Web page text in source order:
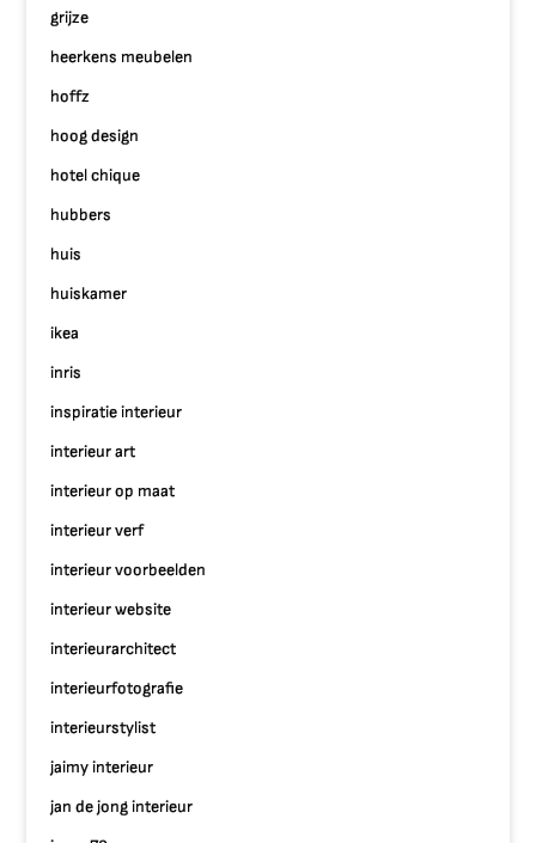
grijze
heerkens meubelen
hoffz
hoog design
hotel chique
hubbers
huis
huiskamer
ikea
inris
inspiratie interieur
interieur art
interieur op maat
interieur verf
interieur voorbeelden
interieur website
interieurarchitect
interieurfotografie
interieurstylist
jaimy interieur
jan de jong interieur